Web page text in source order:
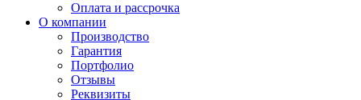
Оплата и рассрочка
О компании
Производство
Гарантия
Портфолио
Отзывы
Реквизиты